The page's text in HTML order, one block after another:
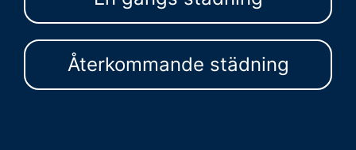
Återkommande städning